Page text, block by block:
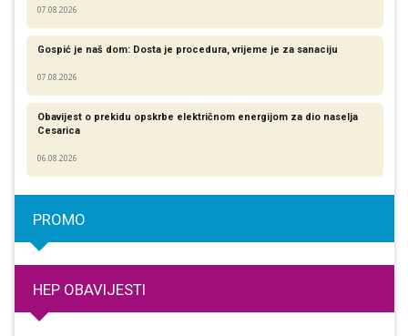
07.08.2026
Gospić je naš dom: Dosta je procedura, vrijeme je za sanaciju
07.08.2026
Obavijest o prekidu opskrbe električnom energijom za dio naselja
Cesarica
06.08.2026
PROMO
HEP OBAVIJESTI